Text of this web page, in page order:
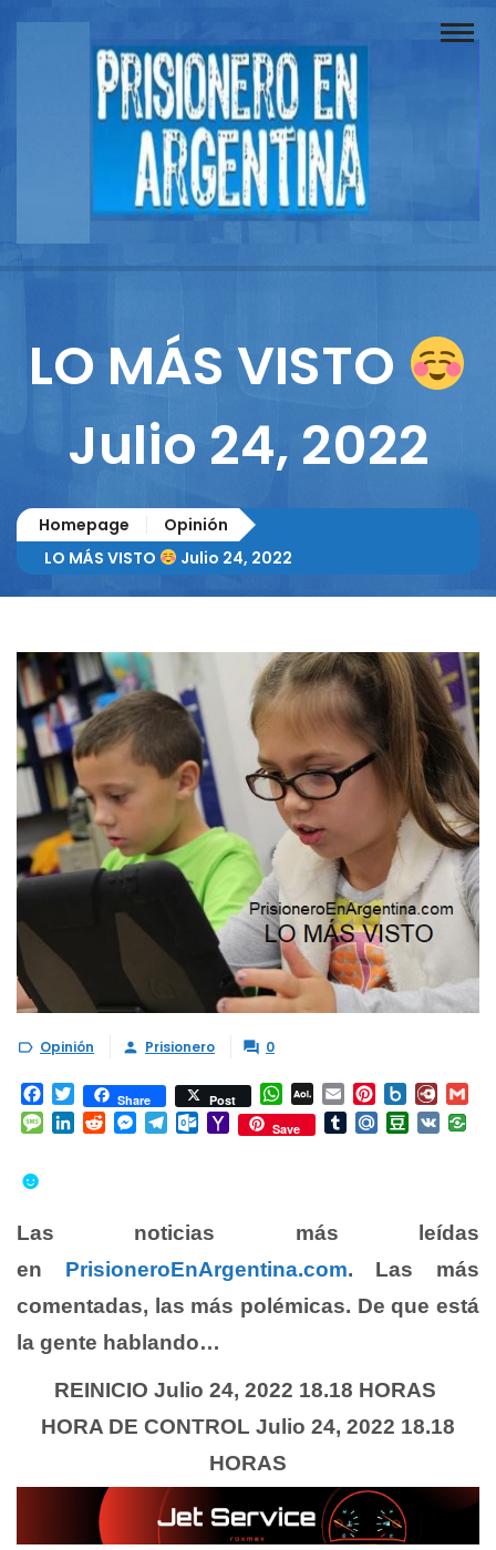
Buscador
Documentos
Reportajes
Columnistas
LO MÁS VISTO
Julio 24, 2022
Homepage
Opinión
LO MÁS VISTO
Julio 24, 2022
 Opinión  Prisionero  0
Facebook
TwitterShare Post WhatsApp
AOL
Mail
Email Pinterest
Box.net
Message
LinkedInRedditMessenger
TelegramOutlook.com
YahooSave TumblrMail.RuDouban
VK
☻
Las noticias más leídas
en PrisioneroEnArgentina.com. Las más
comentadas, las más polémicas. De que está
la gente hablando…
REINICIO Julio 24, 2022 18.18 HORAS
HORA DE CONTROL Julio 24, 2022 18.18
HORAS